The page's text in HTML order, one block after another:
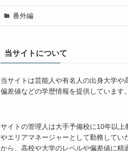
番外編
当サイトについて
当サイトは芸能人や有名人の出身大学や
偏差値などの学歴情報を提供しています。
サイトの管理人は大手予備校に10年以上
やエリアマネージャーとして勤務してい
から、高校や大学のレベルや偏差値に精